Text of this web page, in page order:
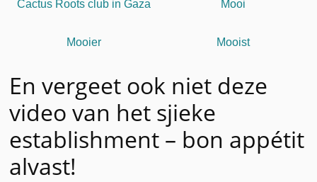
Cactus Roots club in Gaza Mooi
Mooier Mooist
En vergeet ook niet deze
video van het sjieke
establishment – bon appétit
alvast!